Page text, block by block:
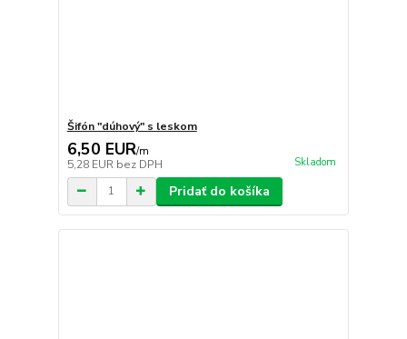
Šifón "dúhový" s leskom
6,50 EUR/m
5,28 EUR bez DPH Skladom
Pridať do košíka